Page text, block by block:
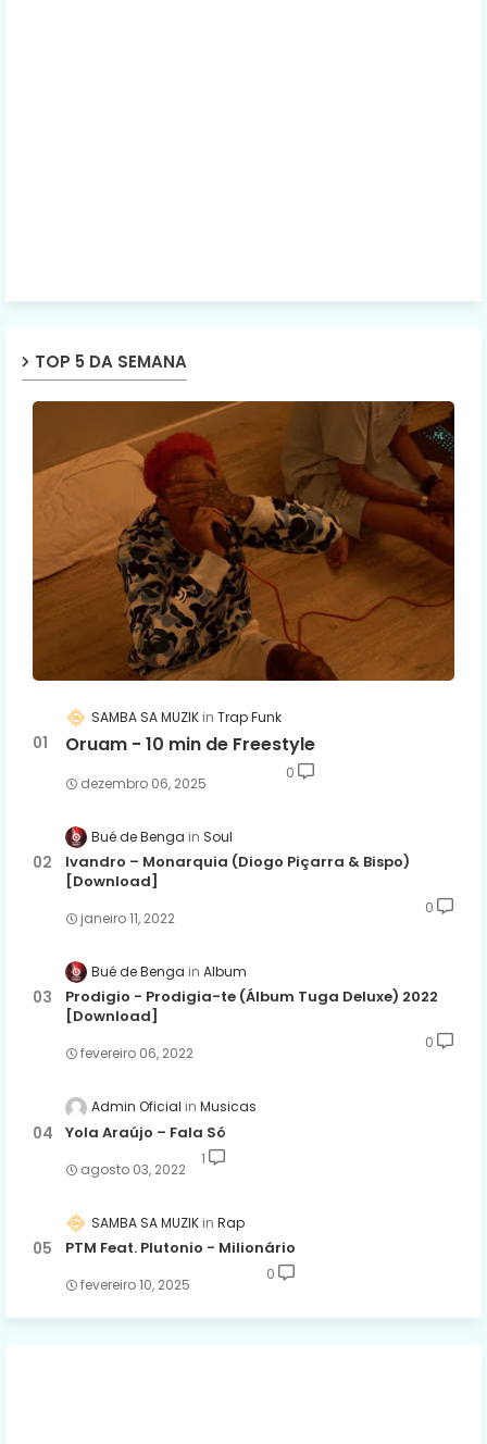
TOP 5 DA SEMANA
SAMBA SA MUZIK Trap Funk
Oruam - 10 min de Freestyle
dezembro 06, 2025
0
Bué de Benga Soul
Ivandro – Monarquia (Diogo Piçarra & Bispo)
[Download]
janeiro 11, 2022
0
Bué de Benga Album
Prodigio - Prodigia-te (Álbum Tuga Deluxe) 2022
[Download]
fevereiro 06, 2022
0
Admin Oficial Musicas
Yola Araújo – Fala Só
agosto 03, 2022
1
SAMBA SA MUZIK Rap
PTM Feat. Plutonio - Milionário
fevereiro 10, 2025
0